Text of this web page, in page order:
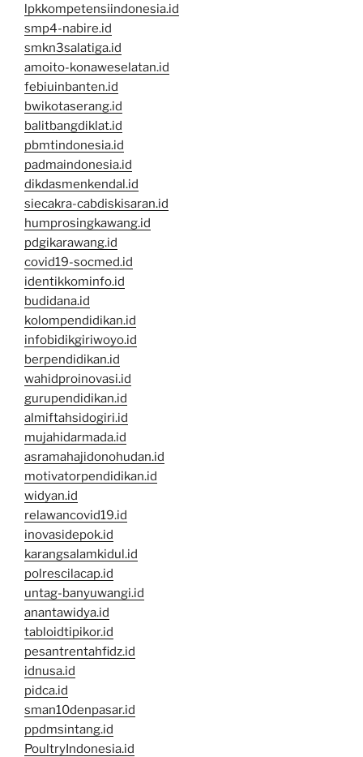
lpkkompetensiindonesia.id
smp4-nabire.id
smkn3salatiga.id
amoito-konaweselatan.id
febiuinbanten.id
bwikotaserang.id
balitbangdiklat.id
pbmtindonesia.id
padmaindonesia.id
dikdasmenkendal.id
siecakra-cabdiskisaran.id
humprosingkawang.id
pdgikarawang.id
covid19-socmed.id
identikkominfo.id
budidana.id
kolompendidikan.id
infobidikgiriwoyo.id
berpendidikan.id
wahidproinovasi.id
gurupendidikan.id
almiftahsidogiri.id
mujahidarmada.id
asramahajidonohudan.id
motivatorpendidikan.id
widyan.id
relawancovid19.id
inovasidepok.id
karangsalamkidul.id
polrescilacap.id
untag-banyuwangi.id
anantawidya.id
tabloidtipikor.id
pesantrentahfidz.id
idnusa.id
pidca.id
sman10denpasar.id
ppdmsintang.id
PoultryIndonesia.id